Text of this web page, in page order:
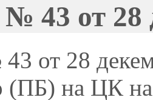
43 от 28
от 28
на ЦК